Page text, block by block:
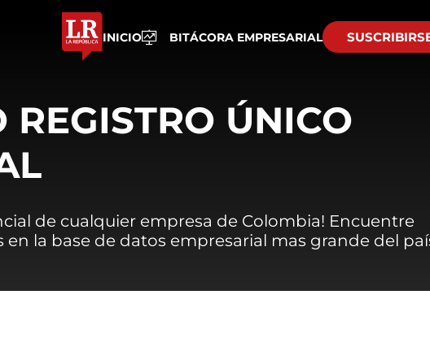
INICIO BITÁCORA EMPRESARIAL
REGISTRO ÚNICO
de cualquier empresa de Colombia! Encuentre
en la base de datos empresarial mas grande del